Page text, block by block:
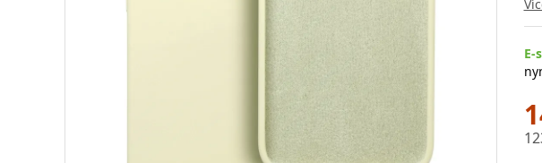
E-